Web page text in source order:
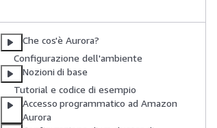
Che cos'è Aurora?
Configurazione dell'ambiente
Nozioni di base
Tutorial e codice di esempio
Accesso programmatico ad Amazon
Aurora